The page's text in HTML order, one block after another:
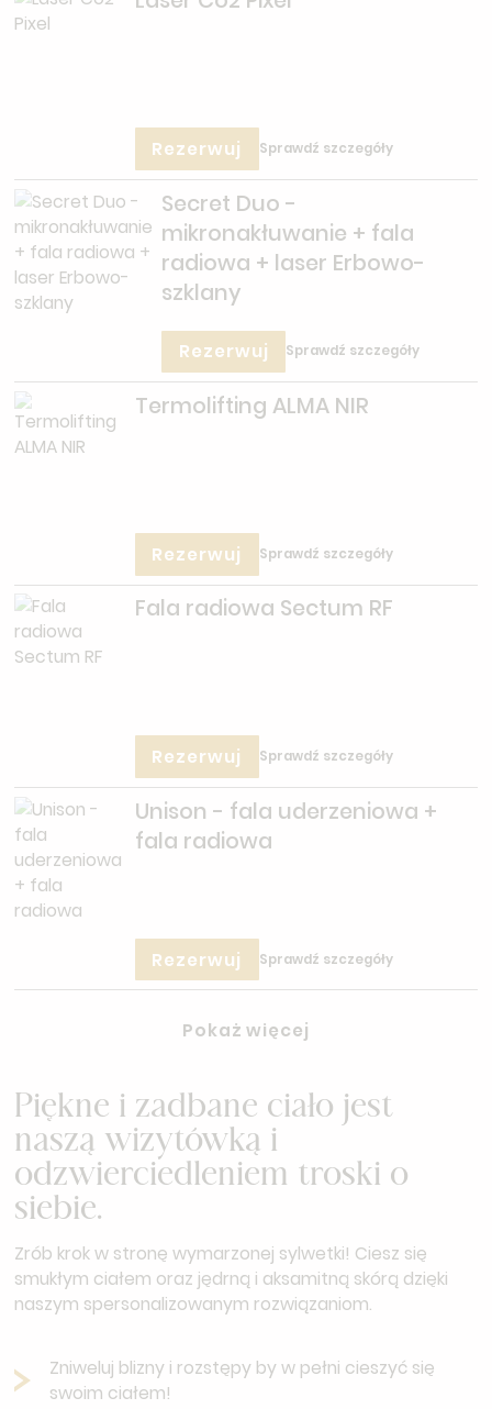
Rezerwuj Sprawdź szczegóły
Secret Duo -
mikronakłuwanie + fala
radiowa + laser Erbowo-
szklany
Rezerwuj Sprawdź szczegóły
Termolifting ALMA NIR
Rezerwuj Sprawdź szczegóły
Fala radiowa Sectum RF
Rezerwuj Sprawdź szczegóły
Unison - fala uderzeniowa +
fala radiowa
Rezerwuj Sprawdź szczegóły
Pokaż więcej
Piękne i zadbane ciało jest
naszą wizytówką i
odzwierciedleniem troski o
siebie.
Zrób krok w stronę wymarzonej sylwetki! Ciesz się
smukłym ciałem oraz jędrną i aksamitną skórą dzięki
naszym spersonalizowanym rozwiązaniom.
Zniweluj blizny i rozstępy by w pełni cieszyć się
swoim ciałem!